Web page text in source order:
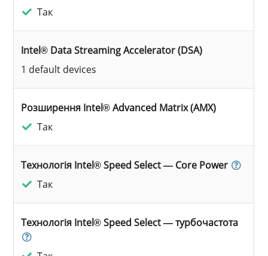
Так
Intel® Data Streaming Accelerator (DSA)
1 default devices
Розширення Intel® Advanced Matrix (AMX)
Так
Технологія Intel® Speed Select — Core Power
Так
Технологія Intel® Speed Select — турбочастота